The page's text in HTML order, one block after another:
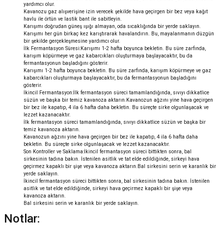
yardımcı olur.
Kavanozu gaz alışverişine izin verecek şekilde hava geçirgen bir bez veya kağıt
havlu ile örtün ve lastik bant ile sabitleyin.
Karışımı doğrudan güneş ışığı almayan, oda sıcaklığında bir yerde saklayın.
Karışımı her gün birkaç kez karıştırarak havalandırın. Bu, mayalanmanın düzgün
bir şekilde gerçekleşmesine yardımcı olur.
İlk Fermantasyon Süresi:Karışımı 1-2 hafta boyunca bekletin. Bu süre zarfında,
karışım köpürmeye ve gaz kabarcıkları oluşturmaya başlayacaktır, bu da
fermantasyonun başladığını gösterir.
Karışımı 1-2 hafta boyunca bekletin. Bu süre zarfında, karışım köpürmeye ve gaz
kabarcıkları oluşturmaya başlayacaktır, bu da fermantasyonun başladığını
gösterir.
İkincil Fermantasyon:İlk fermantasyon süreci tamamlandığında, sıvıyı dikkatlice
süzün ve başka bir temiz kavanoza aktarın.Kavanozun ağzını yine hava geçirgen
bir bez ile kapatıp, 4 ila 6 hafta daha bekletin. Bu süreçte sirke olgunlaşacak ve
lezzet kazanacaktır.
İlk fermantasyon süreci tamamlandığında, sıvıyı dikkatlice süzün ve başka bir
temiz kavanoza aktarın.
Kavanozun ağzını yine hava geçirgen bir bez ile kapatıp, 4 ila 6 hafta daha
bekletin. Bu süreçte sirke olgunlaşacak ve lezzet kazanacaktır.
Son Kontroller ve Saklama:İkincil fermantasyon süreci bittikten sonra, bal
sirkesinin tadına bakın. İstenilen asitlik ve tat elde edildiğinde, sirkeyi hava
geçirmez kapaklı bir şişe veya kavanoza aktarın.Bal sirkesini serin ve karanlık bir
yerde saklayın.
İkincil fermantasyon süreci bittikten sonra, bal sirkesinin tadına bakın. İstenilen
asitlik ve tat elde edildiğinde, sirkeyi hava geçirmez kapaklı bir şişe veya
kavanoza aktarın.
Bal sirkesini serin ve karanlık bir yerde saklayın.
Notlar: